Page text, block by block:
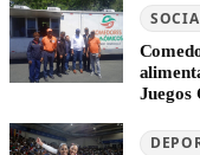
Juegos